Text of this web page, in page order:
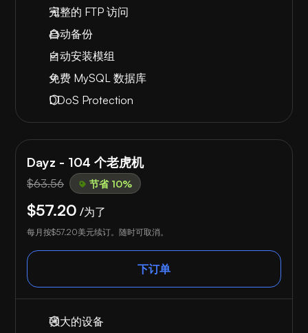
完整的 FTP 访问
自动备份
自动安装模组
免费 MySQL 数据库
DDoS Protection
Dayz - 104 个老虎机
$63.56 节省 10%
$57.20 /为了
每月按$57.20美元续订。随时可取消。
下订单
强大的设备